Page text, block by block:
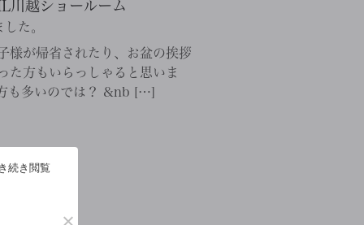
川越ショールーム
た。
様が帰省されたり、お盆の挨拶
た方もいらっしゃると思いま
も多いのでは？ &nb […]
続き閲覧